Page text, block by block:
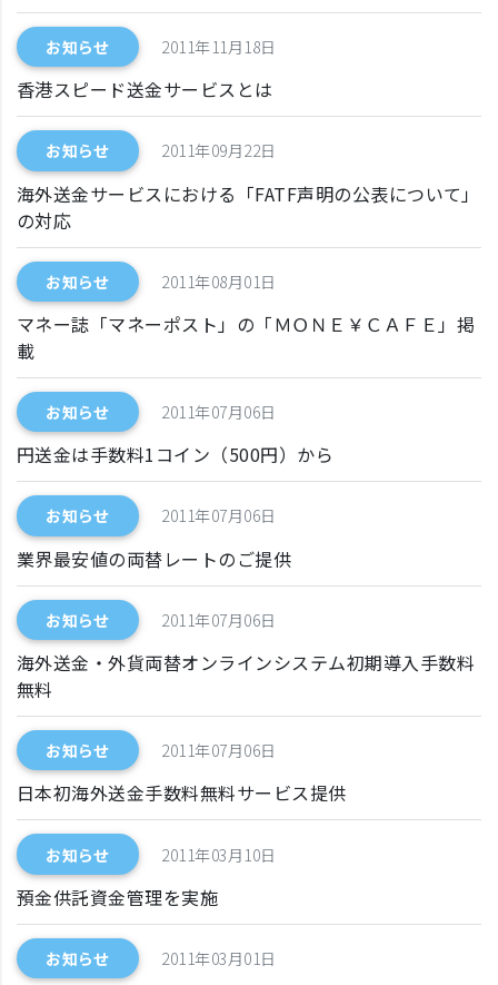
お知らせ 2011年11月18日
香港スピード送金サービスとは
お知らせ 2011年09月22日
海外送金サービスにおける「FATF声明の公表について」
の対応
お知らせ 2011年08月01日
マネー誌「マネーポスト」の「ＭＯＮＥ￥ＣＡＦＥ」掲
載
お知らせ 2011年07月06日
円送金は手数料1コイン（500円）から
お知らせ 2011年07月06日
業界最安値の両替レートのご提供
お知らせ 2011年07月06日
海外送金・外貨両替オンラインシステム初期導入手数料
無料
お知らせ 2011年07月06日
日本初海外送金手数料無料サービス提供
お知らせ 2011年03月10日
預金供託資金管理を実施
お知らせ 2011年03月01日